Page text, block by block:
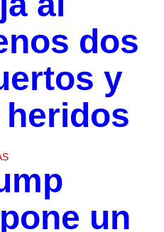
dos
y
heridos
un